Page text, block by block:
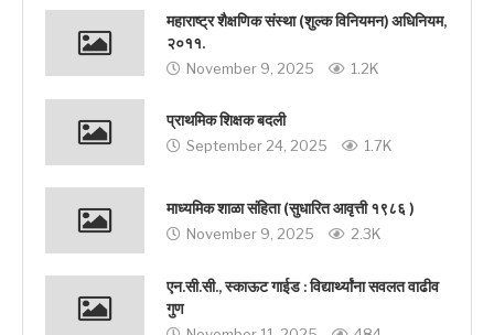
महाराष्ट्र शैक्षणिक संस्था (शुल्क विनियमन) अधिनियम,
२०११.
November 9, 2025 1.2K
प्राथमिक शिक्षक बदली
September 24, 2025 1.7K
माध्यमिक शाळा संहिता (सुधारित आवृत्ती १९८६ )
November 9, 2025 2.3K
एन.सी.सी., स्काऊट गाईड : विद्यार्थ्यांना सवलत वाढीव
गुण